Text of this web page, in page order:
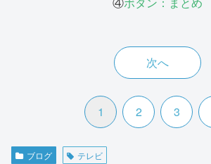
次へ
1 2 3
ブログ テレビ